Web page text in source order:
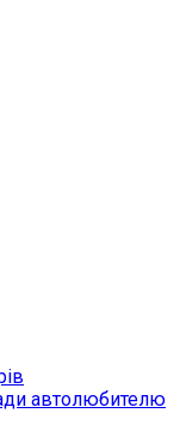
автолюбителю